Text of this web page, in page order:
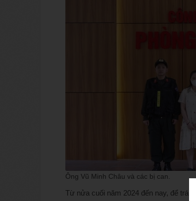
Ông Vũ Minh Châu và các bị can.
Từ nửa cuối năm 2024 đến nay, để